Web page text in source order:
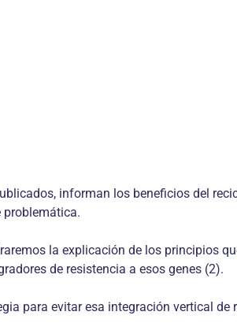
informan los beneficios del
problemática.
la explicación de los principios
de resistencia a esos genes (2).
para evitar esa integración vertical